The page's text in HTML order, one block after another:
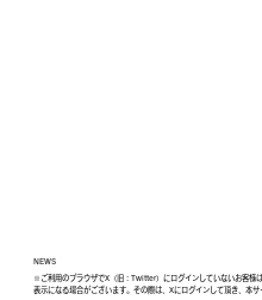
NEWS
※ご利用のブラウザでX（旧：Twitter）にログインしていないお客
表示になる場合がございます。その際は、Xにログインして頂き、本サ